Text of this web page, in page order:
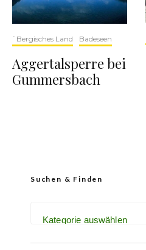
`Bergisches Land Badeseen
Aggertalsperre bei
Gummersbach
Suchen & Finden